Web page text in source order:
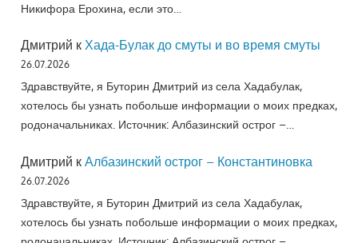
Никифора Ерохина, если это…
Дмитрий к Хада-Булак до смуты и во время смуты
26.07.2026
Здравствуйте, я Буторин Дмитрий из села Хадабулак,
хотелось бы узнать побольше информации о моих предках,
родоначальниках. Источник: Албазинский острог –…
Дмитрий к Албазинский острог – Константиновка
26.07.2026
Здравствуйте, я Буторин Дмитрий из села Хадабулак,
хотелось бы узнать побольше информации о моих предках,